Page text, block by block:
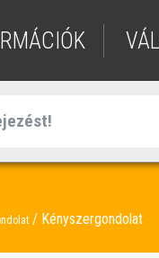
Kényszergondolat